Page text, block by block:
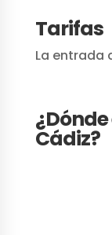
Tarifas
La entrada
Cádiz?